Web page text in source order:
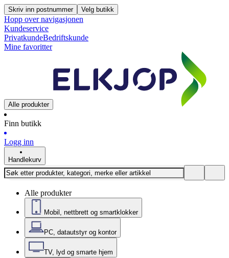
Skriv inn postnummer Velg butikk
Hopp over navigasjonen
Kundeservice
PrivatkundeBedriftskunde
Mine favoritter
Alle produkter
Finn butikk
Logg inn
Handlekurv
Alle produkter
Mobil, nettbrett og smartklokker
PC, datautstyr og kontor
TV, lyd og smarte hjem